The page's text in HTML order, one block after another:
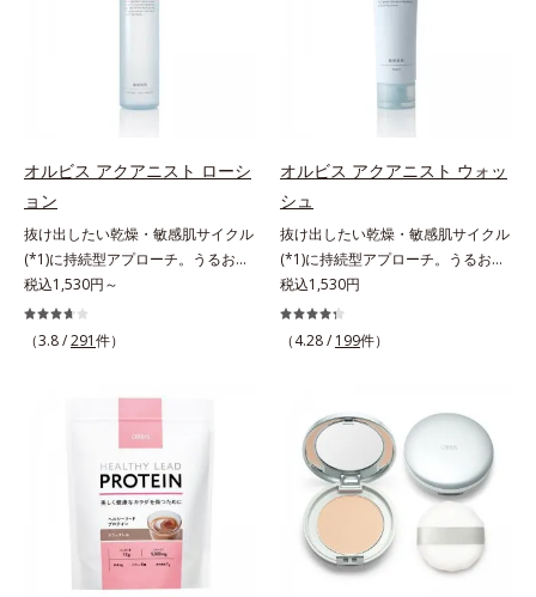
リを与え若々しい印象
る持続型トリプルアミノ酸(*4)を配
異物として排出されにくく、肌にと
どまってうるおいを蓄えてくれま
す。刺激を受けやすくなった角層を
うるおいで満たし、脱・敏感肌を目
指します。無油分・無着色・無香
不使用(*5)・パラベンフリー、6つ
のフリー処方で徹底的に肌に寄り添
います。*1 乾燥と敏感をくり返す
こと*2 敏感肌対象連用テスト済
（すべての方のお肌に合うというこ
とではありません）*3 乾燥して敏
＝乾燥を防ぎ、うるおいに満ちた肌
へ導く保湿成分、植物由来アミノ酸
（エルゴチオネイン）配合＝肌を整
え、すこやかに保つ保湿成分、微生
物由来アミノ酸（エクトイン）配合
＝乱れた角層にうるおいを与え、肌
荒れを防ぐ保湿成分*5 ウォッシュ
オルビス アクアニスト ローシ
ョン
抜け出したい乾燥・敏感肌サイクル
(*1)に持続型アプローチ。うるおい
を追求した敏感肌用保湿スキンケア
(*2)。うるおいを逃し、刺激を受け
やすい角層の“乾燥敏感スランプ
「オルビス アクアニスト」。乾燥
敏感スランプの原因にアプローチす
る持続型トリプルアミノ酸(*4)を配
合。もともと体内にあるアミノ酸は
異物として排出されにくく、肌にと
どまってうるおいを蓄えてくれま
す。刺激を受けやすくなった角層を
税込1,530円～
（3.8 /291件）
オルビス アクアニスト ウォッ
シュ
抜け出したい乾燥・敏感肌サイクル
(*1)に持続型アプローチ。うるおい
を追求した敏感肌用保湿スキンケア
(*2)。うるおいを逃し、刺激を受け
やすい角層の“乾燥敏感スランプ
望の敏感肌用保湿スキンケアライン
「オルビス アクアニスト」。乾燥
敏感スランプの原因にアプローチす
る持続型トリプルアミノ酸(*4)を配
合。もともと体内にあるアミノ酸は
異物として排出されにくく、肌にと
どまってうるおいを蓄えてくれま
税込1,530円
（4.28 / 199件）